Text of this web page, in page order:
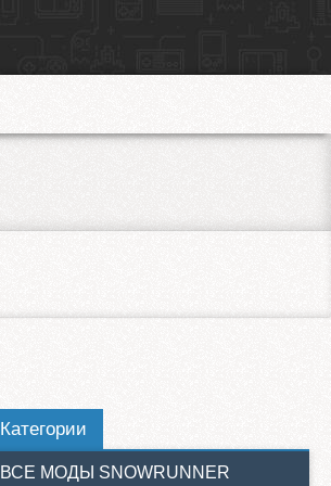
Категории
ВСЕ МОДЫ SNOWRUNNER